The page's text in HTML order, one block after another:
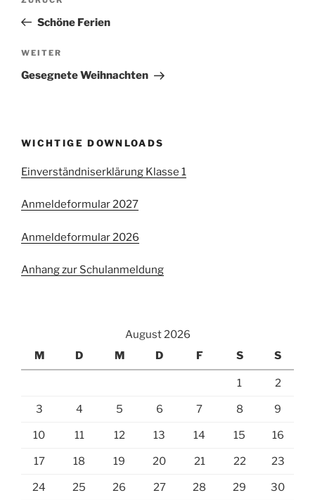
Beitrag
Schöne Ferien
Nächster
Beitrag
WEITER
Gesegnete Weihnachten
WICHTIGE DOWNLOADS
Einverständniserklärung Klasse 1
Anmeldeformular 2027
Anmeldeformular 2026
Anhang zur Schulanmeldung
August 2026
M
D M D F S S
1 2
3 4 5 6 7 8 9
10 11 12 13 14 15 16
17 18 19 20 21 22 23
24 25 26 27 28 29 30